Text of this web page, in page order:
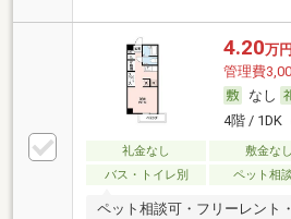
4.20万円
管理費
なし
4階 / 1DK
礼金なし 敷金なし
バス・トイレ別
ペット相
ペット相談可・フリーレント